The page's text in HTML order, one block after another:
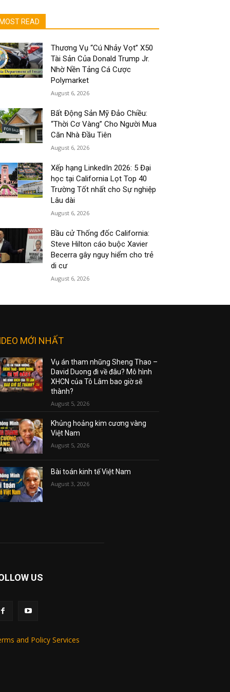
MOST READ
Thương Vụ “Cú Nhảy Vọt” X50
Tài Sản Của Donald Trump Jr.
Nhờ Nền Tảng Cá Cược
Polymarket
August 6, 2026
Bất Động Sản Mỹ Đảo Chiều:
“Thời Cơ Vàng” Cho Người Mua
Căn Nhà Đầu Tiên
August 6, 2026
Xếp hạng LinkedIn 2026: 5 Đại
học tại California Lọt Top 40
Trường Tốt nhất cho Sự nghiệp
Lâu dài
August 6, 2026
Bầu cử Thống đốc California:
Steve Hilton cáo buộc Xavier
Becerra gây nguy hiểm cho trẻ
di cư
August 6, 2026
MỚI NHẤT
Vụ án tham nhũng Sheng Thao –
David Duong đi về đâu? Mô hình
XHCN của Tô Lâm bao giờ sẽ
thành?
August 5, 2026
Khủng hoảng kim cương vàng
Việt Nam
August 5, 2026
Bài toán kinh tế Việt Nam
August 3, 2026
US
and Policy Services